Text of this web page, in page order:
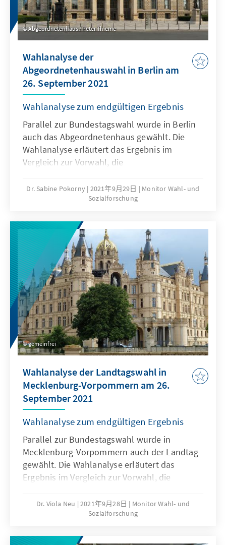
Abgeordnetenhaus / Peter Thieme
Wahlanalyse der
Abgeordnetenhauswahl in Berlin am
26. September 2021
Wahlanalyse zum endgültigen Ergebnis
Parallel zur Bundestagswahl wurde in Berlin
auch das Abgeordnetenhaus gewählt. Die
Wahlanalyse erläutert das Ergebnis im
Vergleich zur Vorwahl, die
Bestimmungsgründe des Wahlergebnisses.
Ausgehend von den Wahltagsbefragungen
die Bedeutung der Einschätzungen von
Spitzenkandidatinnen und -kandidaten,
Parteikompetenzen sowie die Beurteilung von
Leistungen der Regierung für das
Wahlergebnis erläutert.
Dr. Sabine Pokorny 2021年9月29日
Monitor Wahl- und
Sozialforschung
gemeinfrei
Wahlanalyse der Landtagswahl in
Mecklenburg-Vorpommern am 26.
September 2021
Wahlanalyse zum endgültigen Ergebnis
Parallel zur Bundestagswahl wurde in
Mecklenburg-Vorpommern auch der Landtag
gewählt. Die Wahlanalyse erläutert das
Ergebnis im Vergleich zur Vorwahl, die
Bestimmungsgründe des Wahlergebnisses.
Ausgehend von den Wahltagsbefragungen
die Bedeutung der Einschätzungen von
Dr. Viola Neu 2021年9月28日
Monitor Wahl- und
Sozialforschung